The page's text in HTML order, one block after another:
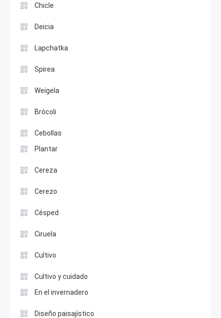
Chicle
Deicia
Lapchatka
Spirea
Weigela
Brócoli
Cebollas
Plantar
Cereza
Cerezo
Césped
Ciruela
Cultivo
Cultivo y cuidado
En el invernadero
Diseño paisajístico